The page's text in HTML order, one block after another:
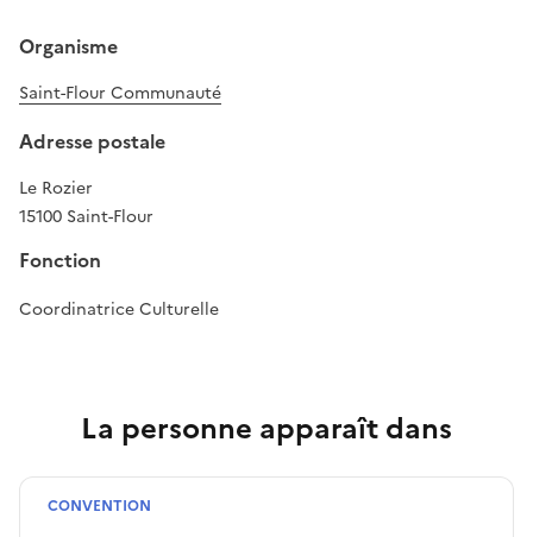
Organisme
Saint-Flour Communauté
Adresse postale
Le Rozier
15100 Saint-Flour
Fonction
Coordinatrice Culturelle
La personne apparaît dans
CTEAC
CONVENTION